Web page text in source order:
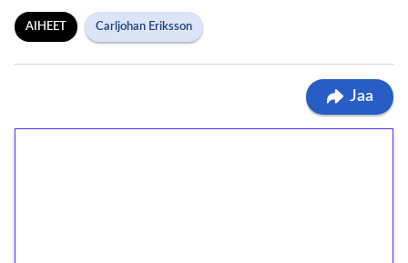
AIHEET Carljohan Eriksson
Jaa